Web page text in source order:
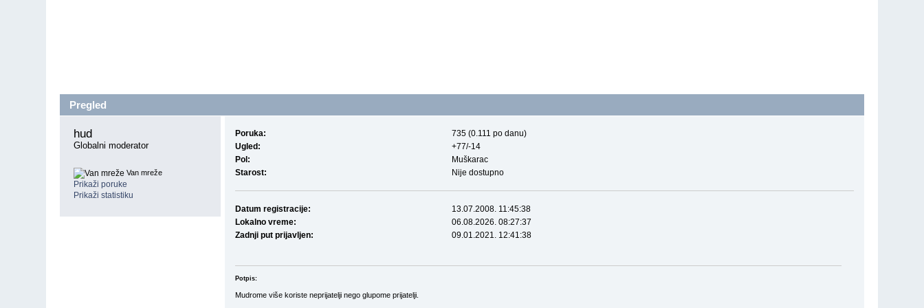
Pregled
hud
Globalni moderator
Van mreže
Prikaži poruke
Prikaži statistiku
Poruka:
735 (0.111 po danu)
Ugled:
+77/-14
Pol:
Muškarac
Starost:
Nije dostupno
Datum registracije:
13.07.2008. 11:45:38
Lokalno vreme:
06.08.2026. 08:27:37
Zadnji put prijavljen:
09.01.2021. 12:41:38
Potpis:
Mudrome više koriste neprijatelji nego glupome prijatelji.